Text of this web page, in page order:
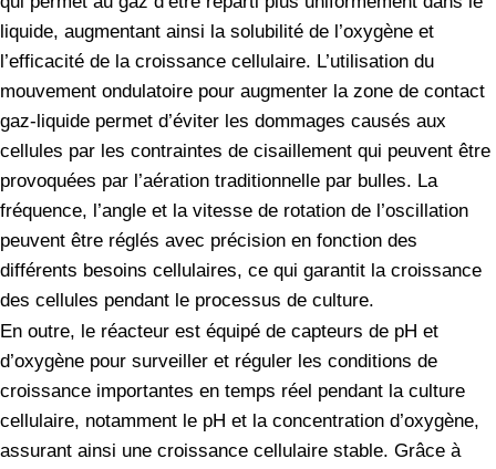
liquide, augmentant ainsi la solubilité de l’oxygène et
l’efficacité de la croissance cellulaire. L’utilisation du
mouvement ondulatoire pour augmenter la zone de contact
gaz-liquide permet d’éviter les dommages causés aux
cellules par les contraintes de cisaillement qui peuvent être
provoquées par l’aération traditionnelle par bulles. La
fréquence, l’angle et la vitesse de rotation de l’oscillation
peuvent être réglés avec précision en fonction des
différents besoins cellulaires, ce qui garantit la croissance
des cellules pendant le processus de culture.
En outre, le réacteur est équipé de capteurs de pH et
d’oxygène pour surveiller et réguler les conditions de
croissance importantes en temps réel pendant la culture
cellulaire, notamment le pH et la concentration d’oxygène,
assurant ainsi une croissance cellulaire stable. Grâce à